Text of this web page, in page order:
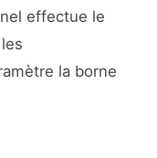
effectue le
la borne